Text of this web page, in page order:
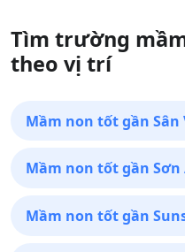
Tìm trường
theo vị trí
Mầm non tốt gần Sân
Mầm non tốt gần Sơn
Mầm non tốt gần